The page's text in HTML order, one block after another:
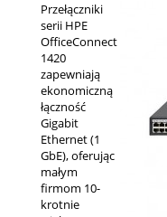
Przełączniki
serii HPE
OfficeConnect
1420
zapewniają
ekonomiczną
łączność
Gigabit
Ethernet (1
GbE), oferując
małym
firmom 10-
krotnie